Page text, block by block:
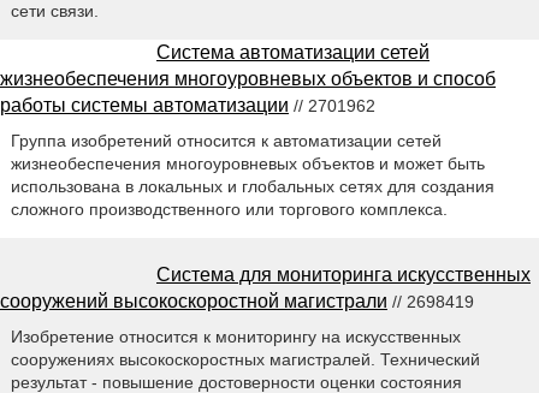
сети связи.
Система автоматизации сетей
жизнеобеспечения многоуровневых объектов и способ
работы системы автоматизации // 2701962
Группа изобретений относится к автоматизации сетей
жизнеобеспечения многоуровневых объектов и может быть
использована в локальных и глобальных сетях для создания
сложного производственного или торгового комплекса.
Система для мониторинга искусственных
сооружений высокоскоростной магистрали // 2698419
Изобретение относится к мониторингу на искусственных
сооружениях высокоскоростных магистралей. Технический
результат - повышение достоверности оценки состояния